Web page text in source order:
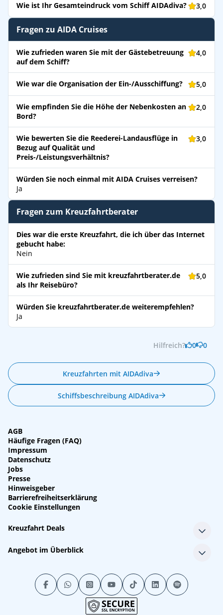
Wie ist Ihr Gesamteindruck vom Schiff AIDAdiva? 3,0
Fragen zu AIDA Cruises
Wie zufrieden waren Sie mit der Gästebetreuung
auf dem Schiff?
4,0
Wie war die Organisation der Ein-/Ausschiffung? 5,0
Wie empfinden Sie die Höhe der Nebenkosten an
Bord?
2,0
Wie bewerten Sie die Reederei-Landausflüge in
Bezug auf Qualität und
Preis-/Leistungsverhältnis?
3,0
Würden Sie noch einmal mit AIDA Cruises verreisen?
Ja
Fragen zum Kreuzfahrtberater
Dies war die erste Kreuzfahrt, die ich über das Internet
gebucht habe:
Nein
Wie zufrieden sind Sie mit kreuzfahrtberater.de
als Ihr Reisebüro?
5,0
Würden Sie kreuzfahrtberater.de weiterempfehlen?
Ja
Kreuzfahrten mit AIDAdiva
Schiffsbeschreibung AIDAdiva
Hilfreich? 0 0
AGB
Häufige Fragen (FAQ)
Impressum
Datenschutz
Jobs
Presse
Hinweisgeber
Barrierefreiheitserklärung
Cookie Einstellungen
Kreuzfahrt Deals
Single-Kreuzfahrten
Kreuzfahrt mit Kindern
Minikreuzfahrten
Stornokabinen
Luxuskreuzfahrten
Angebot im Überblick
Alle Schiffe
Alle Reiseziele
Kreuzfahrtpakete